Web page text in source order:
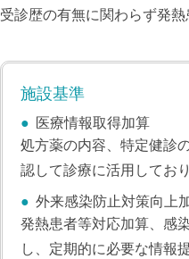
受診歴の有無に関わらず発熱
施設基準
● 医療情報取得加算
処方薬の内容、特定健診
認して診療に活用しており
● 外来感染防止対策向上
発熱患者等対応加算、感
し、定期的に必要な情報